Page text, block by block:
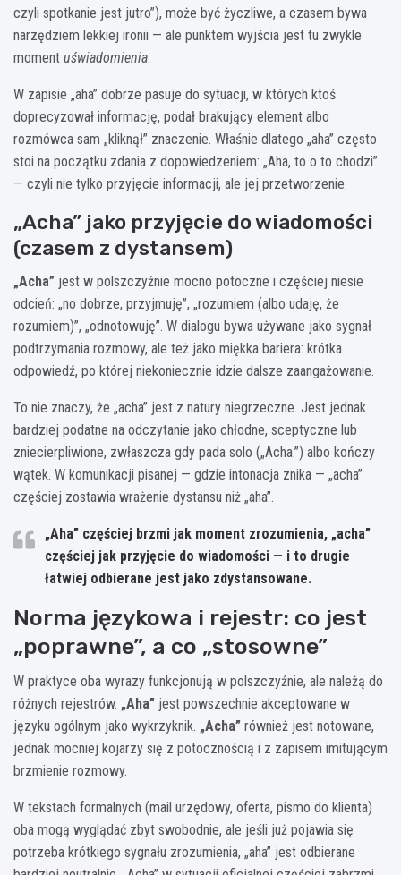
czyli spotkanie jest jutro”), może być życzliwe, a czasem bywa
narzędziem lekkiej ironii — ale punktem wyjścia jest tu zwykle
moment uświadomienia.
W zapisie „aha” dobrze pasuje do sytuacji, w których ktoś
doprecyzował informację, podał brakujący element albo
rozmówca sam „kliknął” znaczenie. Właśnie dlatego „aha” często
stoi na początku zdania z dopowiedzeniem: „Aha, to o to chodzi”
— czyli nie tylko przyjęcie informacji, ale jej przetworzenie.
„Acha” jako przyjęcie do wiadomości
(czasem z dystansem)
„Acha” jest w polszczyźnie mocno potoczne i częściej niesie
odcień: „no dobrze, przyjmuję”, „rozumiem (albo udaję, że
rozumiem)”, „odnotowuję”. W dialogu bywa używane jako sygnał
podtrzymania rozmowy, ale też jako miękka bariera: krótka
odpowiedź, po której niekoniecznie idzie dalsze zaangażowanie.
To nie znaczy, że „acha” jest z natury niegrzeczne. Jest jednak
bardziej podatne na odczytanie jako chłodne, sceptyczne lub
zniecierpliwione, zwłaszcza gdy pada solo („Acha.”) albo kończy
wątek. W komunikacji pisanej — gdzie intonacja znika — „acha”
częściej zostawia wrażenie dystansu niż „aha”.
„Aha” częściej brzmi jak moment zrozumienia, „acha”
częściej jak przyjęcie do wiadomości — i to drugie
łatwiej odbierane jest jako zdystansowane.
Norma językowa i rejestr: co jest
„poprawne”, a co „stosowne”
W praktyce oba wyrazy funkcjonują w polszczyźnie, ale należą do
różnych rejestrów. „Aha” jest powszechnie akceptowane w
języku ogólnym jako wykrzyknik. „Acha” również jest notowane,
jednak mocniej kojarzy się z potocznością i z zapisem imitującym
brzmienie rozmowy.
W tekstach formalnych (mail urzędowy, oferta, pismo do klienta)
oba mogą wyglądać zbyt swobodnie, ale jeśli już pojawia się
potrzeba krótkiego sygnału zrozumienia, „aha” jest odbierane